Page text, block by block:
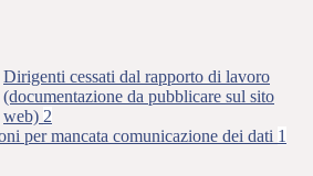
Dirigenti cessati dal rapporto di lavoro
(documentazione da pubblicare sul sito
web) 2
per mancata comunicazione dei dati 1